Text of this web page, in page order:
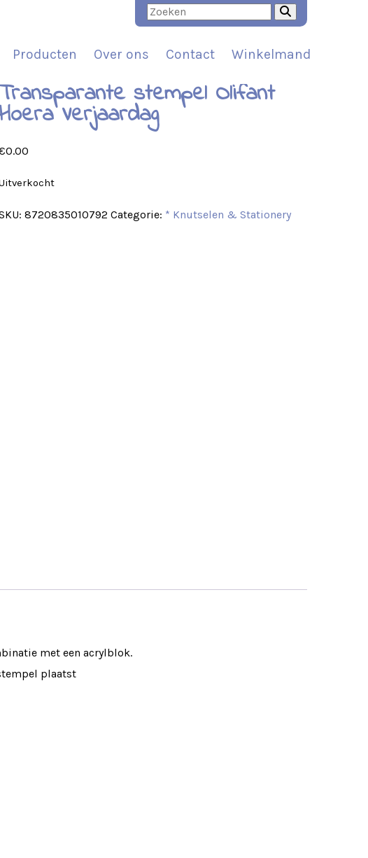
Producten Over ons Contact Winkelmand
stempel Olifant
Hoera Verjaardag
0.00
8720835010792 Categorie: * Knutselen & Stationery
met een acrylblok.
plaatst